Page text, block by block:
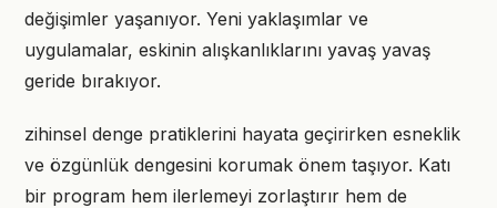
değişimler yaşanıyor. Yeni yaklaşımlar ve
uygulamalar, eskinin alışkanlıklarını yavaş yavaş
geride bırakıyor.
zihinsel denge pratiklerini hayata geçirirken esneklik
ve özgünlük dengesini korumak önem taşıyor. Katı
bir program hem ilerlemeyi zorlaştırır hem de